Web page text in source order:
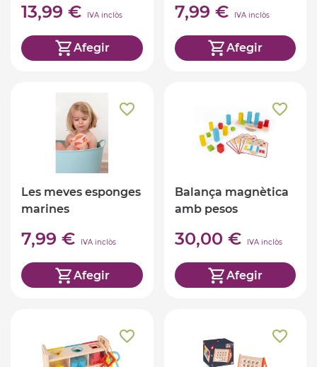
13,99 € IVA inclòs
Afegir
7,99 € IVA inclòs
Afegir
Les meves esponges
marines
7,99 € IVA inclòs
Afegir
Balança magnètica
amb pesos
30,00 € IVA inclòs
Afegir